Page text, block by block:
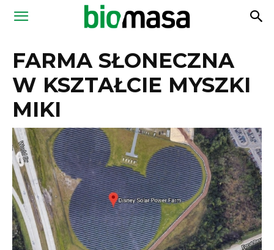
Magazyn
FARMA SŁONECZNA
W KSZTAŁCIE MYSZKI
MIKI